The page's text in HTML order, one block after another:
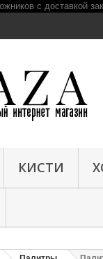
КИСТИ